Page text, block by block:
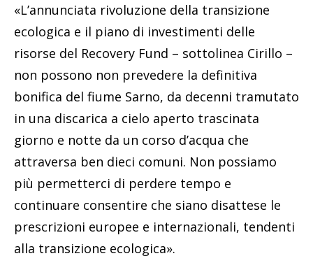
«L’annunciata rivoluzione della transizione
ecologica e il piano di investimenti delle
risorse del Recovery Fund – sottolinea Cirillo –
non possono non prevedere la definitiva
bonifica del fiume Sarno, da decenni tramutato
in una discarica a cielo aperto trascinata
giorno e notte da un corso d’acqua che
attraversa ben dieci comuni. Non possiamo
più permetterci di perdere tempo e
continuare consentire che siano disattese le
prescrizioni europee e internazionali, tendenti
alla transizione ecologica».